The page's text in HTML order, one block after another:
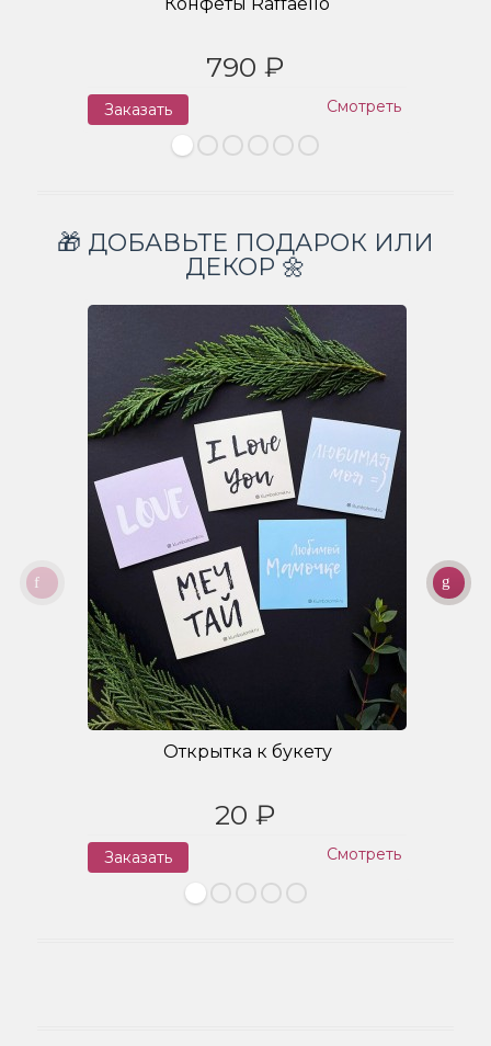
790 ₽
Заказать Смотреть
🎁 ДОБАВЬТЕ ПОДАРОК ИЛИ
ДЕКОР 🌼
Открытка к букету
20 ₽
Заказать Смотреть